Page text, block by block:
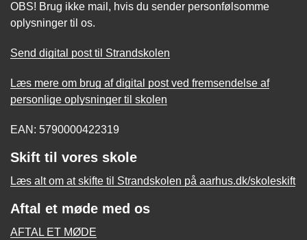
OBS! Brug ikke mail, hvis du sender personfølsomme
oplysninger til os.
Send digital post til Strandskolen
Læs mere om brug af digital post ved fremsendelse af
personlige oplysninger til skolen
EAN: 5790000422319
Skift til vores skole
Læs alt om at skifte til Strandskolen på aarhus.dk/skoleskift
Aftal et møde med os
AFTAL ET MØDE